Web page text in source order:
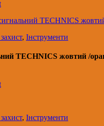
, Інструменти
TECHNICS жовтий /
, Інструменти